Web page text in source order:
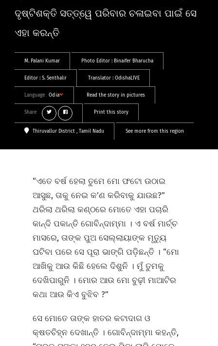
ଦୃଷ୍ଟିଶକ୍ତି ସତ୍ତ୍ୱେ ପରିବାର ଚଳାଇବା ପାଇଁ ସେ
ଏହା କରନ୍ତି
M. Palani Kumar Photo Editor : Binaifer Bharucha
Editor : S. Senthalir Translator : OdishaLIVE
Language Odia Read the story in pictures
Share Print this story
Thiruvallur District , Tamil Nadu See more from this region
“ଏତେ ବର୍ଷ ହେଲା ତୁମେ ମୋ ଫଟୋ ଉଠାଇ
ଆସୁଛ, ତାକୁ ନେଇ କ’ଣ କରିବାକୁ ଯାଉଛ?”
ଥରିଲା ଥରିଲା କଣ୍ଠରେ ମୋତେ ଏହା ପଚାରି
କାନ୍ଦି ପକାନ୍ତି ଗୋବିନ୍ଦାମ୍ମା । ଏ ବର୍ଷ ମାର୍ଚ୍ଚ
ମାସରେ, ତାଙ୍କ ପୁଅ ସେଲ୍ଲାୟାଙ୍କ ମୃତ୍ୟୁ
ଘଟିବା ପରେ ସେ ପୂରା ଭାଙ୍ଗି ପଡ଼ିଛନ୍ତି । “ମୋ
ଆଖିକୁ ଆଉ କିଛି ହେଲେ ଦିଶୁନି । ମୁଁ ତୁମକୁ
ଦେଖିପାରୁନି । ମୋର ଆଉ ମୋ ବୁଢ଼ୀ ମାଆଟିର
କଥା ଆଉ କିଏ ବୁଝିବ ?”
ସେ ମୋତେ ତାଙ୍କ ହାତର କଟାଦାଗ ଓ
କ୍ଷତଚିହ୍ନ ଦେଖାନ୍ତି । ଗୋବିନ୍ଦାମ୍ମା କହନ୍ତି,